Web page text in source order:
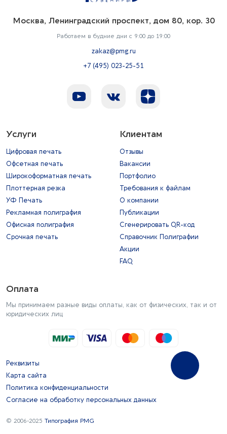
Москва, Ленинградский проспект, дом 80, кор. 30
Работаем в будние дни с 9:00 до 19:00
zakaz@pmg.ru
+7 (495) 023-25-51
Услуги
Цифровая печать
Офсетная печать
Широкоформатная печать
Плоттерная резка
УФ Печать
Рекламная полиграфия
Офисная полиграфия
Срочная печать
Клиентам
Отзывы
Вакансии
Портфолио
Требования к файлам
О компании
Публикации
Сгенерировать QR-код
Справочник Полиграфии
Акции
FAQ
© 2006-2025 Типография PMG
Оплата
Мы принимаем разные виды оплаты, как от физических, так и от
юридических лиц
Реквизиты
Карта сайта
Политика конфиденциальности
Согласие на обработку персональных данных